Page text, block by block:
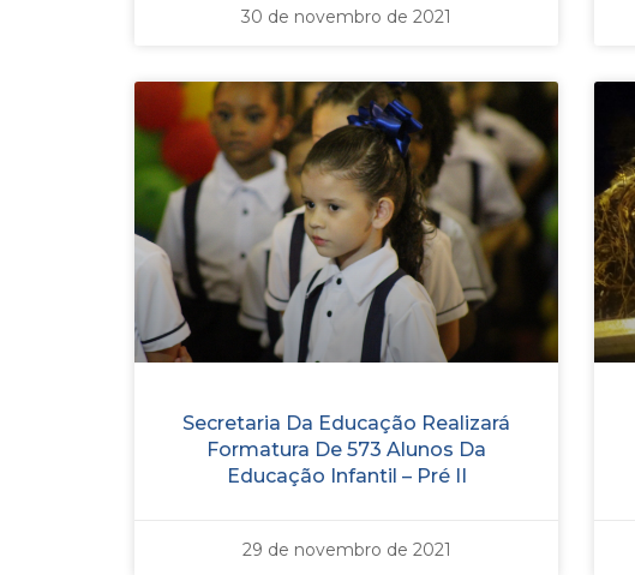
30 de novembro de 2021
Secretaria Da Educação Realizará
Formatura De 573 Alunos Da
Educação Infantil – Pré II
29 de novembro de 2021